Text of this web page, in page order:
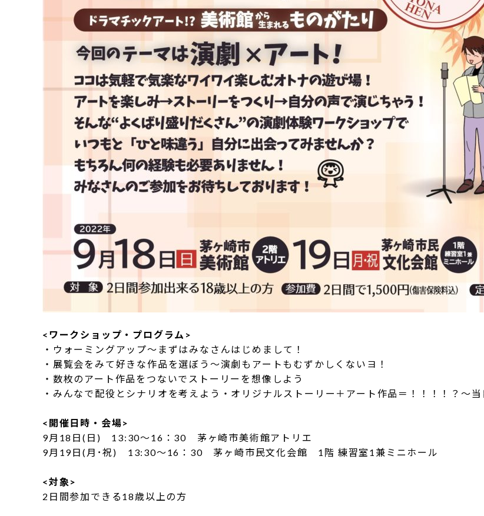
<ワークショップ・プログラム>
・ウォーミングアップ～まずはみなさんはじめまして！
・展覧会をみて好きな作品を選ぼう～演劇もアートもむずかしくないヨ！
・数枚のアート作品をつないでストーリーを想像しよう
・みんなで配役とシナリオを考えよう・オリジナルストーリー＋アート作品＝！！！！？～
<開催日時・会場>
9月18日(日) 13:30～16：30 茅ヶ崎市美術館アトリエ
9月19日(月･祝) 13:30～16：30 茅ヶ崎市民文化会館 1階 練習室1兼ミニホール
<対象>
2日間参加できる18歳以上の方